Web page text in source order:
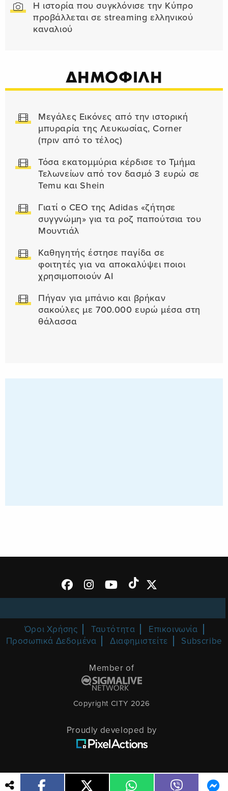
Η ιστορία που συγκλόνισε την Κύπρο
προβάλλεται σε streaming ελληνικού
καναλιού
ΔΗΜΟΦΙΛΗ
Μεγάλες Εικόνες από την ιστορική
μπυραρία της Λευκωσίας, Corner
(πριν από το τέλος)
Τόσα εκατομμύρια κέρδισε το Τμήμα
Τελωνείων από τον δασμό 3 ευρώ σε
Temu και Shein
Γιατί ο CEO της Adidas «ζήτησε
συγγνώμη» για τα ροζ παπούτσια του
Μουντιάλ
Καθηγητής έστησε παγίδα σε
φοιτητές για να αποκαλύψει ποιοι
χρησιμοποιούν AI
Πήγαν για μπάνιο και βρήκαν
σακούλες με 700.000 ευρώ μέσα στη
θάλασσα
Όροι Χρήσης Ταυτότητα
Επικοινωνία
Προσωπικά Δεδομένα
Διαφημιστείτε Subscribe
Member of
Copyright CITY 2026
Proudly developed by